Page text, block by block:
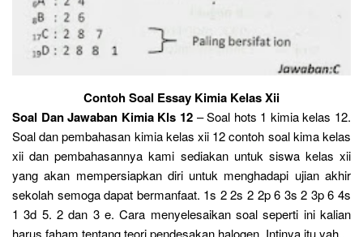
Contoh Soal Essay Kimia Kelas Xii
Soal Dan Jawaban Kimia Kls 12– Soal hots 1 kimia kelas 12.
Soal dan pembahasan kimia kelas xii 12 contoh soal kima kelas
xii dan pembahasannya kami sediakan untuk siswa kelas xii
yang akan mempersiapkan diri untuk menghadapi ujian akhir
sekolah semoga dapat bermanfaat. 1s 2 2s 2 2p 6 3s 2 3p 6 4s
1 3d 5. 2 dan 3 e. Cara menyelesaikan soal seperti ini kalian
harus faham tentang teori pendesakan halogen. Intinya itu yah..